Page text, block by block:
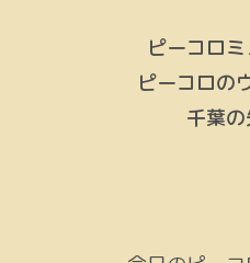
ピーコロ
ピーコロの
千葉